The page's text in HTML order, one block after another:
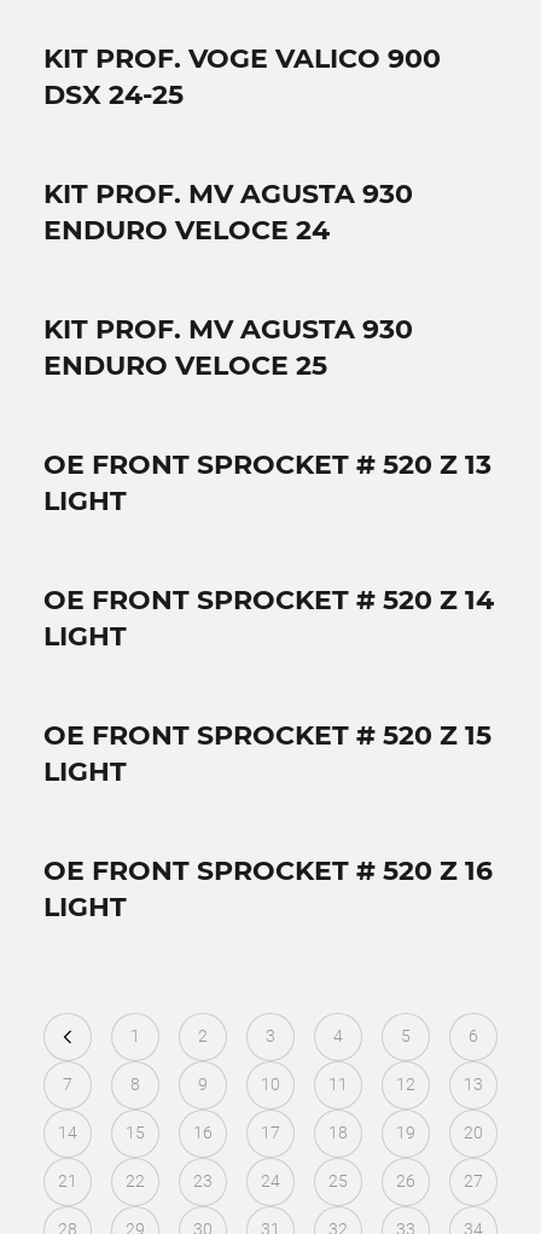
KIT PROF. VOGE VALICO 900
DSX 24-25
KIT PROF. MV AGUSTA 930
ENDURO VELOCE 24
KIT PROF. MV AGUSTA 930
ENDURO VELOCE 25
OE FRONT SPROCKET # 520 Z 13
LIGHT
OE FRONT SPROCKET # 520 Z 14
LIGHT
OE FRONT SPROCKET # 520 Z 15
LIGHT
OE FRONT SPROCKET # 520 Z 16
LIGHT
1 2 3 4 5 6
7 8 9 10 11 12 13
14 15 16 17 18 19 20
21 22 23 24 25 26 27
28 29 30 31 32 33 34